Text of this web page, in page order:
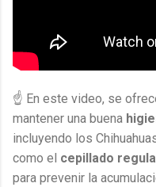
☝ En este video, se
mantener una buena
incluyendo los
como el cepillado
para prevenir la